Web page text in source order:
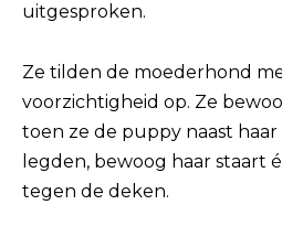
uitgesproken.
Ze tilden de moederhond
voorzichtigheid op. Ze
toen ze de puppy naast
legden, bewoog haar staart
tegen de deken.